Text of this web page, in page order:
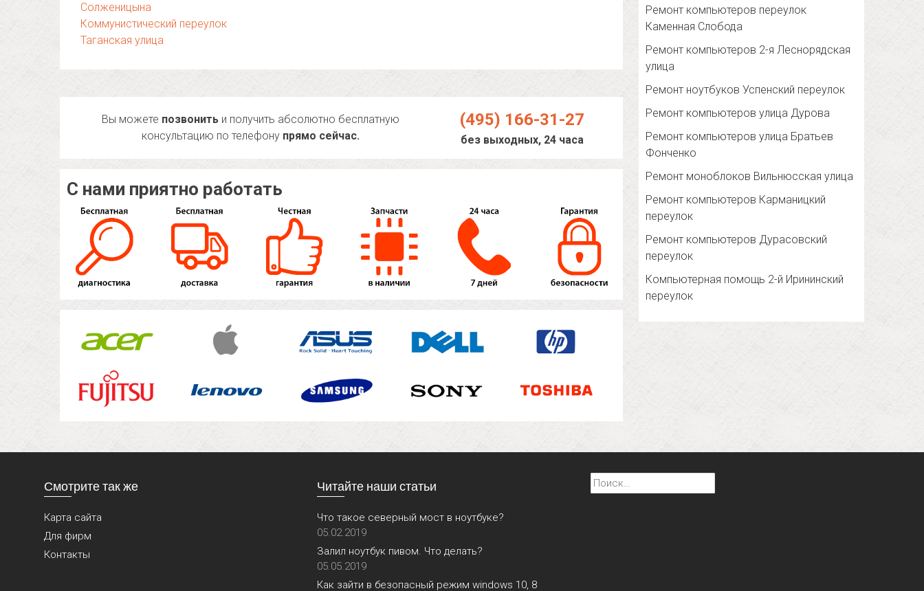
Солженицына
Коммунистический переулок
Таганская улица
Вы можете позвонить и получить абсолютно бесплатную
консультацию по телефону прямо сейчас.
(495) 166-31-27
без выходных, 24 часа
С нами приятно работать
Ремонт компьютеров переулок
Каменная Слобода
Ремонт компьютеров 2-я Леснорядская
улица
Ремонт ноутбуков Успенский переулок
Ремонт компьютеров улица Дурова
Ремонт компьютеров улица Братьев
Фонченко
Ремонт моноблоков Вильнюсская улица
Ремонт компьютеров Карманицкий
переулок
Ремонт компьютеров Дурасовский
переулок
Компьютерная помощь 2-й Ирининский
переулок
Смотрите так же
Карта сайта
Для фирм
Контакты
Читайте наши статьи
Что такое северный мост в ноутбуке?
05.02.2019
Залил ноутбук пивом. Что делать?
05.05.2019
Как зайти в безопасный режим windows 10, 8
Найти: